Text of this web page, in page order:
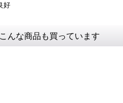
好
んな商品も買っています